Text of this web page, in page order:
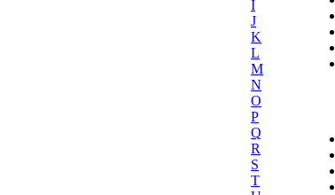
I
J
K
L
M
N
O
P
Q
R
S
T